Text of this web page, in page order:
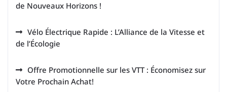
de Nouveaux Horizons !
Vélo Électrique Rapide : L’Alliance de la Vitesse et
de l’Écologie
Offre Promotionnelle sur les VTT : Économisez sur
Votre Prochain Achat!